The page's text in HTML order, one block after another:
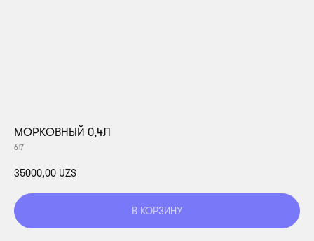
МОРКОВНЫЙ 0,4Л
617
35000,00 UZS
В КОРЗИНУ